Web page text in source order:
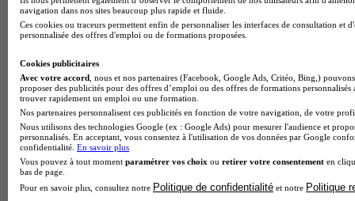
Master CCA en alternance
BTS Ndrc en alternance
BTS Sam en alternance
BTS Sio en alternance
MSc Marketing Digital en alternance
BTS Gpme en alternance
Cap Electricien en alternance
BTS Gpn en alternance
BTS Domotique en alternance
BAC Pro Agora en alternance
BTS Sta en alternance
BTS Iris en alternance
BTS Tpl en alternance
navigation dans nos sites beaucoup plus rapide et fluide.
Ces cookies ou traceurs permettent enfin de personnaliser les interfaces de consultation et
personnalisée des offres d'emploi ou de formations proposées.
Cookies publicitaires
Avec votre accord , nous et nos partenaires (Facebook, Google Ads, Critéo, Bing,)
proposer des publicités pour des offres d’emploi ou des offres de formations
trouver rapidement un emploi ou une formation.
Nos partenaires personnalisent ces publicités en fonction de votre navigation, de votre
Nous utilisons des technologies Google (ex : Google Ads) pour mesurer l'audience et
personnalisés. En acceptant, vous consentez à l'utilisation de vos données par Google
confidentialité. En savoir plus
Vous pouvez à tout moment paramétrer vos choix ou retirer votre consentement en
bas de page.
Pour en savoir plus, consultez notre Politique de confidentialité et notre Politique